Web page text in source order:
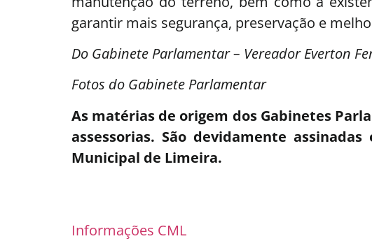
garantir mais segurança, preservação e
Do Gabinete Parlamentar – Vereador Everton
Fotos do Gabinete Parlamentar
As matérias de origem dos Gabinetes
assessorias. São devidamente
Municipal de Limeira.
Informações CML